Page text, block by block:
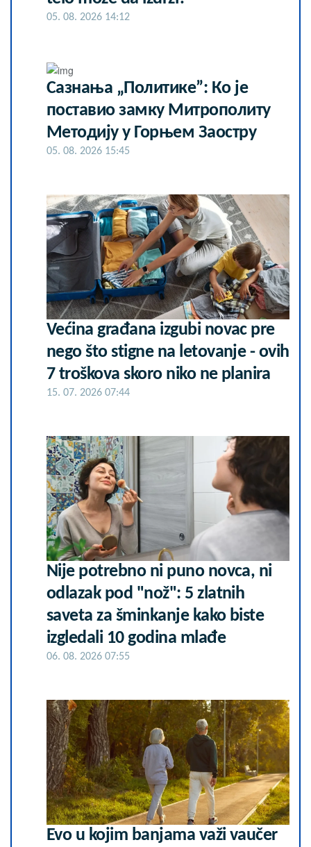
05. 08. 2026 14:12
Сазнања „Политике”: Ко је
поставио замку Митрополиту
Методију у Горњем Заостру
05. 08. 2026 15:45
Većina građana izgubi novac pre
nego što stigne na letovanje - ovih
7 troškova skoro niko ne planira
15. 07. 2026 07:44
Nije potrebno ni puno novca, ni
odlazak pod "nož": 5 zlatnih
saveta za šminkanje kako biste
izgledali 10 godina mlađe
06. 08. 2026 07:55
Evo u kojim banjama važi vaučer